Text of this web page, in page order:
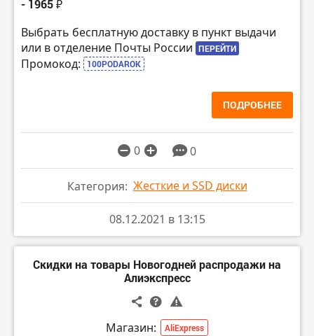
- 1965 ₽
Выбрать бесплатную доставку в пункт выдачи
или в отделение Почты России ПЕРЕЙТИ
Промокод: 100PODAROK
ПОДРОБНЕЕ
0 0
Категория: Жесткие и SSD диски
08.12.2021 в 13:15
Скидки на товары Новогодней распродажи на
Алиэкспресс
Магазин: AliExpress